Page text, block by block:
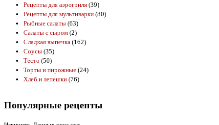
Рецепты для аэрогриля (39)
Рецепты для мультиварки (80)
Рыбные салаты (63)
Салаты с сыром (2)
Сладкая выпечка (162)
Соусы (35)
Тесто (50)
Торты и пирожные (24)
Хлеб и лепешки (76)
Популярные рецепты